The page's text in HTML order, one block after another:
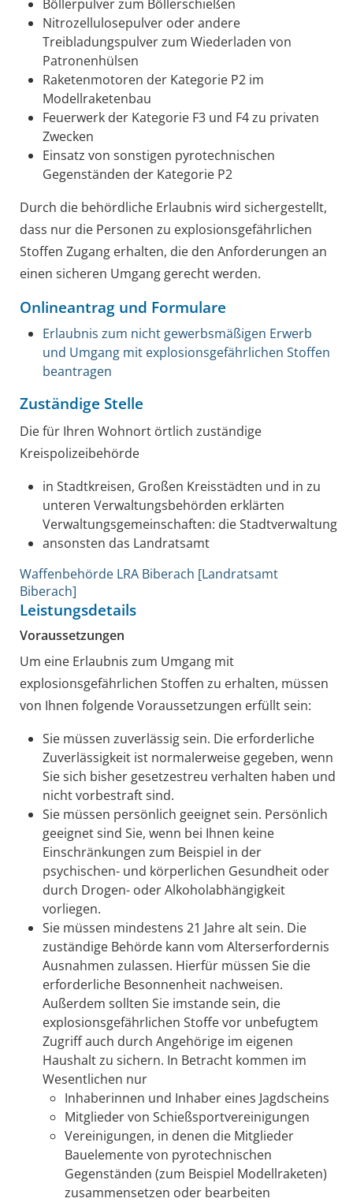
Böllerpulver zum Böllerschießen
Nitrozellulosepulver oder andere
Treibladungspulver zum Wiederladen von
Patronenhülsen
Raketenmotoren der Kategorie P2 im
Modellraketenbau
Feuerwerk der Kategorie F3 und F4 zu privaten
Zwecken
Einsatz von sonstigen pyrotechnischen
Gegenständen der Kategorie P2
Durch die behördliche Erlaubnis wird sichergestellt,
dass nur die Personen zu explosionsgefährlichen
Stoffen Zugang erhalten, die den Anforderungen an
einen sicheren Umgang gerecht werden.
Onlineantrag und Formulare
Erlaubnis zum nicht gewerbsmäßigen Erwerb
und Umgang mit explosionsgefährlichen Stoffen
beantragen
Zuständige Stelle
Die für Ihren Wohnort örtlich zuständige
Kreispolizeibehörde
in Stadtkreisen, Großen Kreisstädten und in zu
unteren Verwaltungsbehörden erklärten
Verwaltungsgemeinschaften: die Stadtverwaltung
ansonsten das Landratsamt
Waffenbehörde LRA Biberach [Landratsamt
Biberach]
Leistungsdetails
Voraussetzungen
Um eine Erlaubnis zum Umgang mit
explosionsgefährlichen Stoffen zu erhalten, müssen
von Ihnen folgende Voraussetzungen erfüllt sein:
Sie müssen zuverlässig sein. Die erforderliche
Zuverlässigkeit ist normalerweise gegeben, wenn
Sie sich bisher gesetzestreu verhalten haben und
nicht vorbestraft sind.
Sie müssen persönlich geeignet sein. Persönlich
geeignet sind Sie, wenn bei Ihnen keine
Einschränkungen zum Beispiel in der
psychischen- und körperlichen Gesundheit oder
durch Drogen- oder Alkoholabhängigkeit
vorliegen.
Sie müssen mindestens 21 Jahre alt sein. Die
zuständige Behörde kann vom Alterserfordernis
Ausnahmen zulassen. Hierfür müssen Sie die
erforderliche Besonnenheit nachweisen.
Außerdem sollten Sie imstande sein, die
explosionsgefährlichen Stoffe vor unbefugtem
Zugriff auch durch Angehörige im eigenen
Haushalt zu sichern. In Betracht kommen im
Wesentlichen nur
Inhaberinnen und Inhaber eines Jagdscheins
Mitglieder von Schießsportvereinigungen
Vereinigungen, in denen die Mitglieder
Bauelemente von pyrotechnischen
Gegenständen (zum Beispiel Modellraketen)
zusammensetzen oder bearbeiten